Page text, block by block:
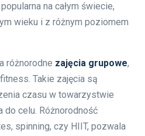
na całym świecie,
wieku i z różnym poziomem
różnorodne zajęcia grupowe,
Takie zajęcia są
czasu w towarzystwie
do celu. Różnorodność
spinning, czy HIIT, pozwala